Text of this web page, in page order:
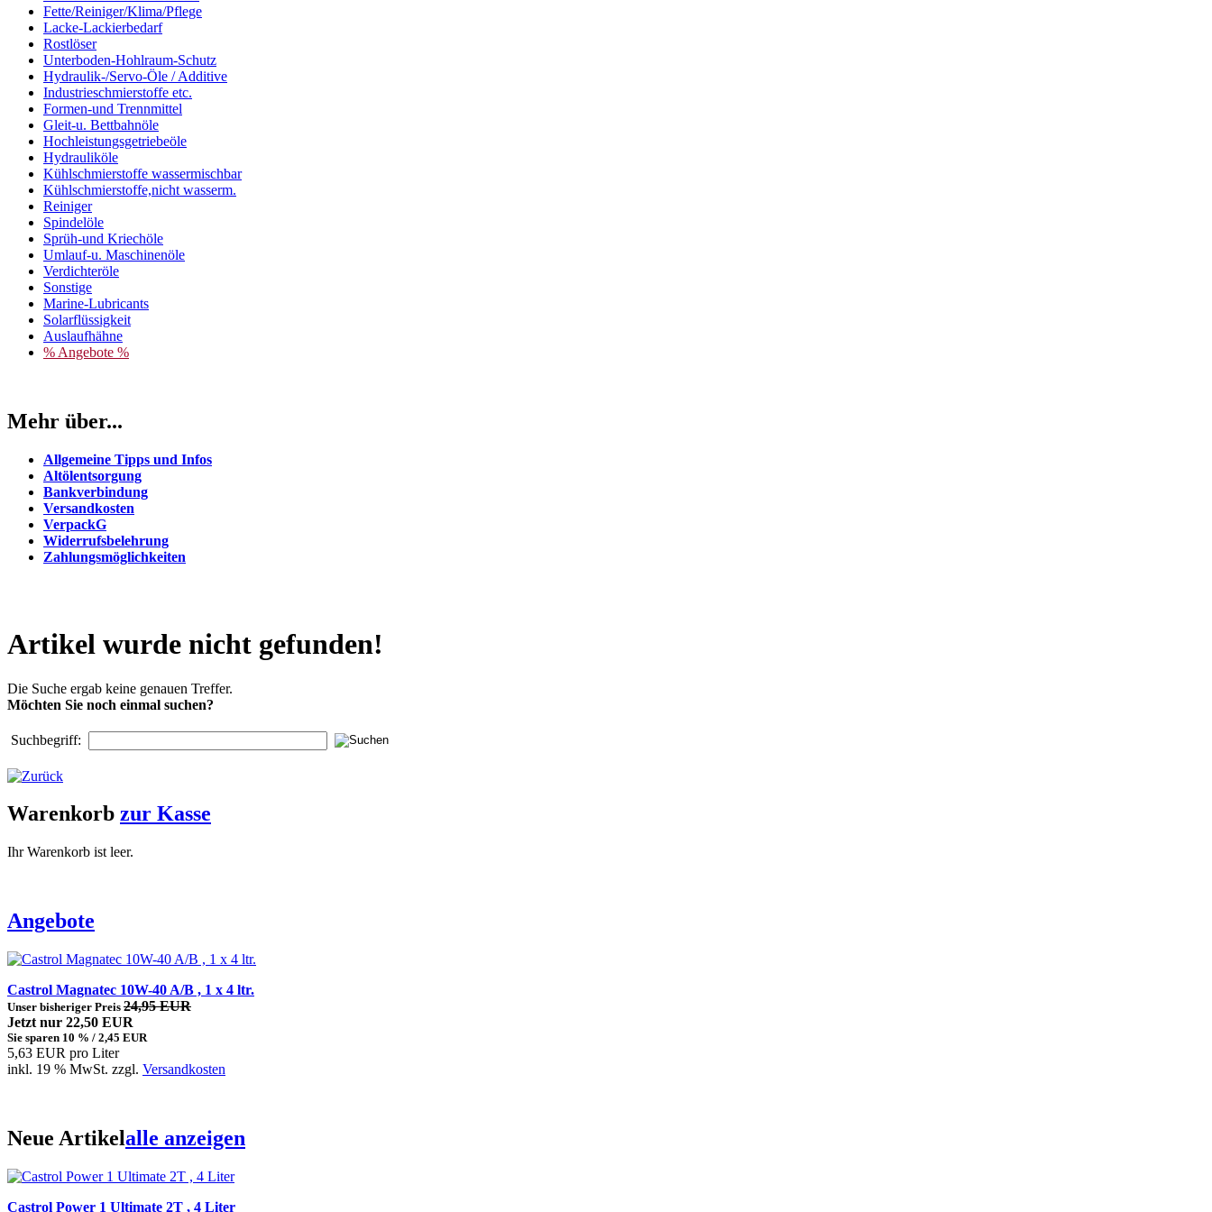
Fette/Reiniger/Klima/Pflege
Lacke-Lackierbedarf
Rostlöser
Unterboden-Hohlraum-Schutz
Hydraulik-/Servo-Öle / Additive
Industrieschmierstoffe etc.
Formen-und Trennmittel
Gleit-u. Bettbahnöle
Hochleistungsgetriebeöle
Hydrauliköle
Kühlschmierstoffe wassermischbar
Kühlschmierstoffe,nicht wasserm.
Reiniger
Spindelöle
Sprüh-und Kriechöle
Umlauf-u. Maschinenöle
Verdichteröle
Sonstige
Marine-Lubricants
Solarflüssigkeit
Auslaufhähne
% Angebote %
Mehr über...
Allgemeine Tipps und Infos
Altölentsorgung
Bankverbindung
Versandkosten
VerpackG
Widerrufsbelehrung
Zahlungsmöglichkeiten
Artikel wurde nicht gefunden!
Die Suche ergab keine genauen Treffer.
Möchten Sie noch einmal suchen?
Suchbegriff:
Warenkorb zur Kasse
Ihr Warenkorb ist leer.
Angebote
Castrol Magnatec 10W-40 A/B , 1 x 4 ltr.
Unser bisheriger Preis 24,95 EUR
Jetzt nur 22,50 EUR
Sie sparen 10 % / 2,45 EUR
5,63 EUR pro Liter
inkl. 19 % MwSt. zzgl. Versandkosten
Neue Artikelalle anzeigen
Castrol Power 1 Ultimate 2T , 4 Liter